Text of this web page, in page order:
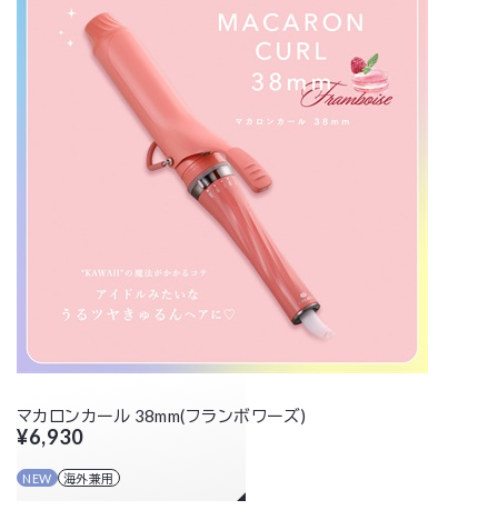
マカロンカール 38mm(フランボワーズ)
¥6,930
NEW 海外兼用